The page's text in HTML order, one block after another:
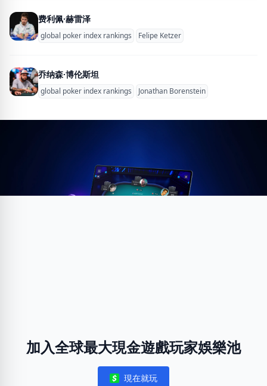
费利佩·赫雷泽
global poker index rankings Felipe Ketzer
乔纳森·博伦斯坦
global poker index rankings Jonathan Borenstein
加入全球最大現金遊戲玩家娛樂池
Notifications
現在就玩